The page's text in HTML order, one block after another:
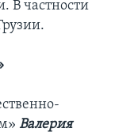
В частности
Валерия